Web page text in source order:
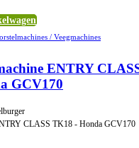
/ Veegmachines
ENTRY
GCV170
CLASS TK18 - Honda GCV170